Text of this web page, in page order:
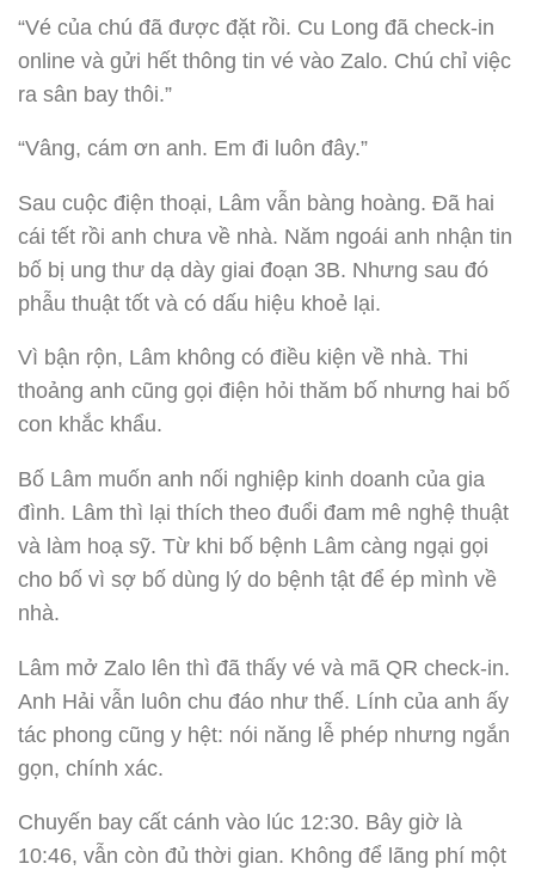
“Vé của chú đã được đặt rồi. Cu Long đã check-in
online và gửi hết thông tin vé vào Zalo. Chú chỉ việc
ra sân bay thôi.”
“Vâng, cám ơn anh. Em đi luôn đây.”
Sau cuộc điện thoại, Lâm vẫn bàng hoàng. Đã hai
cái tết rồi anh chưa về nhà. Năm ngoái anh nhận tin
bố bị ung thư dạ dày giai đoạn 3B. Nhưng sau đó
phẫu thuật tốt và có dấu hiệu khoẻ lại.
Vì bận rộn, Lâm không có điều kiện về nhà. Thi
thoảng anh cũng gọi điện hỏi thăm bố nhưng hai bố
con khắc khẩu.
Bố Lâm muốn anh nối nghiệp kinh doanh của gia
đình. Lâm thì lại thích theo đuổi đam mê nghệ thuật
và làm hoạ sỹ. Từ khi bố bệnh Lâm càng ngại gọi
cho bố vì sợ bố dùng lý do bệnh tật để ép mình về
nhà.
Lâm mở Zalo lên thì đã thấy vé và mã QR check-in.
Anh Hải vẫn luôn chu đáo như thế. Lính của anh ấy
tác phong cũng y hệt: nói năng lễ phép nhưng ngắn
gọn, chính xác.
Chuyến bay cất cánh vào lúc 12:30. Bây giờ là
10:46, vẫn còn đủ thời gian. Không để lãng phí một